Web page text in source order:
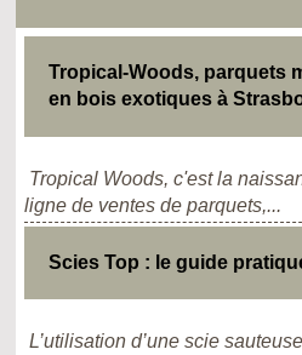
Tropical-Woods, parquets
en bois exotiques à
Tropical Woods, c'est la
ligne de ventes de parquets,...
Scies Top : le guide
L’utilisation d’une scie